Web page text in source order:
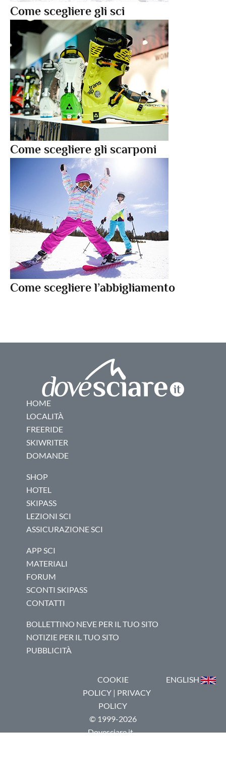
Come scegliere gli sci
Come scegliere gli scarponi
Come scegliere l’abbigliamento
HOME
LOCALITÀ
FREERIDE
SKIWRITER
DOMANDE
SHOP
HOTEL
SKIPASS
LEZIONI SCI
ASSICURAZIONE SCI
APP SCI
MATERIALI
FORUM
SCONTI SKIPASS
CONTATTI
BOLLETTINO NEVE PER IL TUO SITO
NOTIZIE PER IL TUO SITO
PUBBLICITÀ
COOKIE
POLICY| PRIVACY
POLICY
© 1999-2026
Dovesciare.it -
ENGLISH